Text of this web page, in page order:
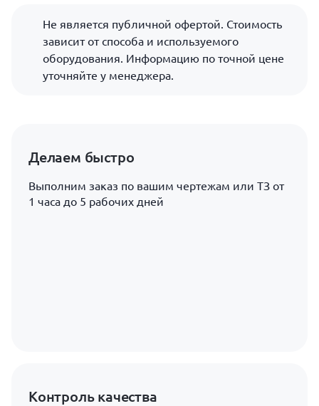
Не является публичной офертой. Стоимость
зависит от способа и используемого
оборудования. Информацию по точной цене
уточняйте у менеджера.
Делаем быстро
Выполним заказ по вашим чертежам или ТЗ от
1 часа до 5 рабочих дней
Контроль качества